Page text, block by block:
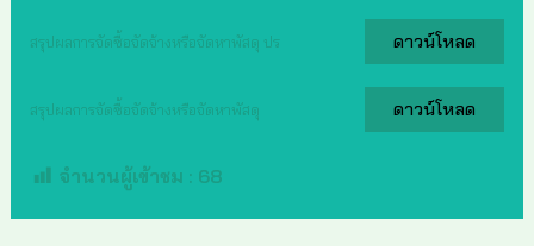
สรุปผลการจัดซื้อจัดจ้างหรือจัดหาพัสดุ ปร ดาวน์โหลด
สรุปผลการจัดซื้อจัดจ้างหรือจัดหาพัสดุ ดาวน์โหลด
จำนวนผู้เข้าชม : 68